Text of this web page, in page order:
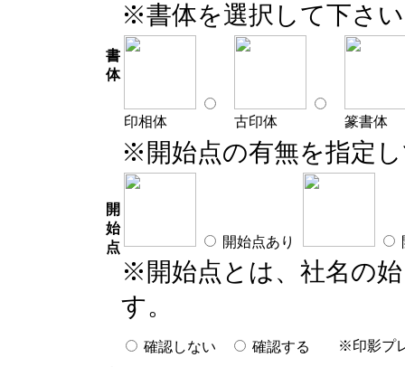
書
体
※書体を選択して下さい
印相体 古印体 篆書体
開
始
点
※開始点の有無を指定
開始点あり
※開始点とは、社名の
す。
確認しない 確認する ※印影プ